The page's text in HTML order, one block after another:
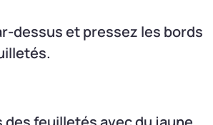
dessus et pressez les bords